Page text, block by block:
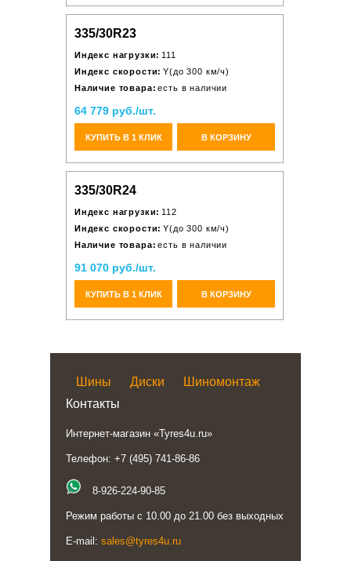
335/30R23
Индекс нагрузки: 111
Индекс скорости: Y(до 300 км/ч)
Наличие товара: есть в наличии
64 779 руб./шт.
КУПИТЬ В 1 КЛИК В КОРЗИНУ
335/30R24
Индекс нагрузки: 112
Индекс скорости: Y(до 300 км/ч)
Наличие товара: есть в наличии
91 070 руб./шт.
КУПИТЬ В 1 КЛИК В КОРЗИНУ
Шины Диски
Шиномонтаж
Контакты
Интернет-магазин «Tyres4u.ru»
Телефон: +7 (495) 741-86-86
8-926-224-90-85
Режим работы с 10.00 до 21.00 без выходных
E-mail: sales@tyres4u.ru